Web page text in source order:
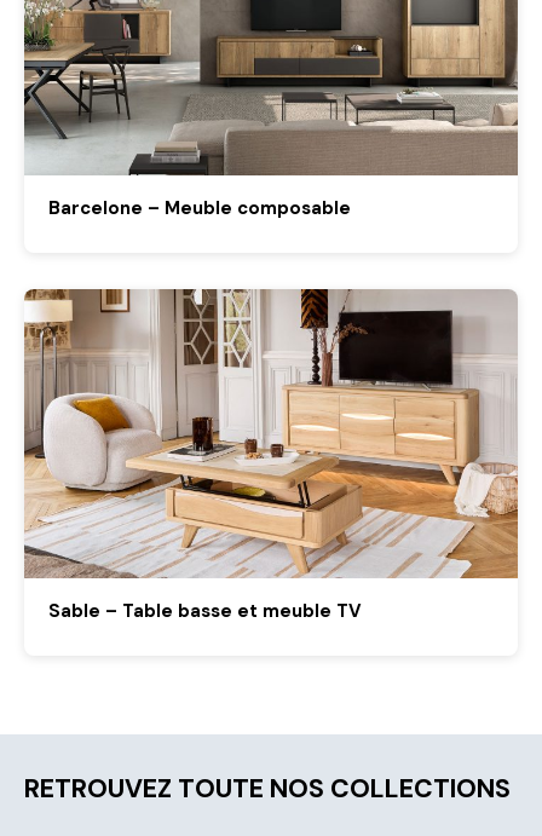
Barcelone – Meuble composable
Sable – Table basse et meuble TV
RETROUVEZ TOUTE NOS COLLECTIONS